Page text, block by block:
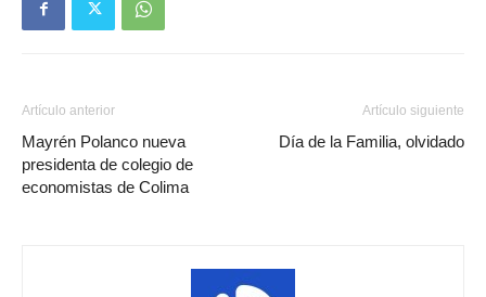
Artículo anterior
Mayrén Polanco nueva
presidenta de colegio de
economistas de Colima
Artículo siguiente
Día de la Familia, olvidado